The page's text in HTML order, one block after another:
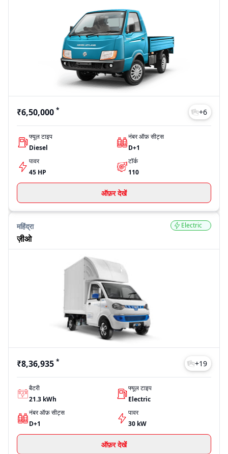
₹6,50,000 * +6
फ्यूल टाइप
Diesel
नंबर ऑफ़ सीट्स
D+1
पावर
45 HP
टॉर्क
110
ऑफ़र देखें
महिंद्रा
ज़ीओ
Electric
₹8,36,935 * +19
बैटरी
21.3 kWh
फ्यूल टाइप
Electric
नंबर ऑफ़ सीट्स
D+1
पावर
30 kW
ऑफ़र देखें